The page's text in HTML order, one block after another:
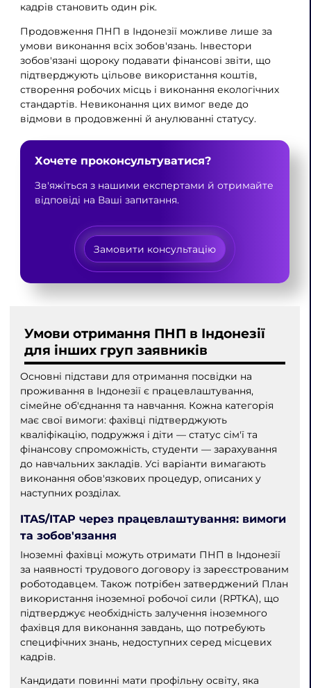
кадрів становить один рік.
Продовження ПНП в Індонезії можливе лише за
умови виконання всіх зобов'язань. Інвестори
зобов'язані щороку подавати фінансові звіти, що
підтверджують цільове використання коштів,
створення робочих місць і виконання екологічних
стандартів. Невиконання цих вимог веде до
відмови в продовженні й анулюванні статусу.
Хочете проконсультуватися?
Зв'яжіться з нашими експертами й отримайте
відповіді на Ваші запитання.
Замовити консультацію
Умови отримання ПНП в Індонезії
для інших груп заявників
Основні підстави для отримання посвідки на
проживання в Індонезії є працевлаштування,
сімейне об'єднання та навчання. Кожна категорія
має свої вимоги: фахівці підтверджують
кваліфікацію, подружжя і діти — статус сім'ї та
фінансову спроможність, студенти — зарахування
до навчальних закладів. Усі варіанти вимагають
виконання обов'язкових процедур, описаних у
наступних розділах.
ITAS/ITAP через працевлаштування: вимоги
та зобов'язання
Іноземні фахівці можуть отримати ПНП в Індонезії
за наявності трудового договору із зареєстрованим
роботодавцем. Також потрібен затверджений План
використання іноземної робочої сили (RPTKA), що
підтверджує необхідність залучення іноземного
фахівця для виконання завдань, що потребують
специфічних знань, недоступних серед місцевих
кадрів.
Кандидати повинні мати профільну освіту, яка